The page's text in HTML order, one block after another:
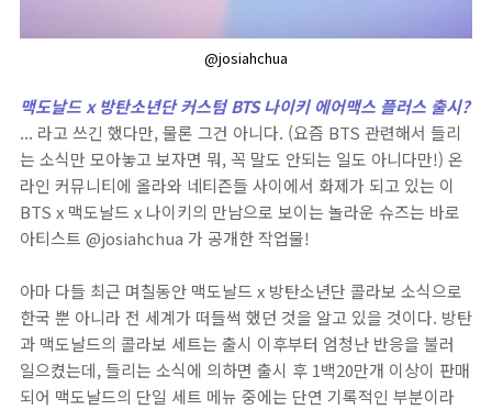
@josiahchua
맥도날드 x 방탄소년단 커스텀 BTS 나이키 에어맥스 플러스 출시?
... 라고 쓰긴 했다만, 물론 그건 아니다. (요즘 BTS 관련해서 들리
는 소식만 모아놓고 보자면 뭐, 꼭 말도 안되는 일도 아니다만!) 온
라인 커뮤니티에 올라와 네티즌들 사이에서 화제가 되고 있는 이
BTS x 맥도날드 x 나이키의 만남으로 보이는 놀라운 슈즈는 바로
아티스트 @josiahchua 가 공개한 작업물!
아마 다들 최근 며칠동안 맥도날드 x 방탄소년단 콜라보 소식으로
한국 뿐 아니라 전 세계가 떠들썩 했던 것을 알고 있을 것이다. 방탄
과 맥도날드의 콜라보 세트는 출시 이후부터 엄청난 반응을 불러
일으켰는데, 들리는 소식에 의하면 출시 후 1백20만개 이상이 판매
되어 맥도날드의 단일 세트 메뉴 중에는 단연 기록적인 부분이라